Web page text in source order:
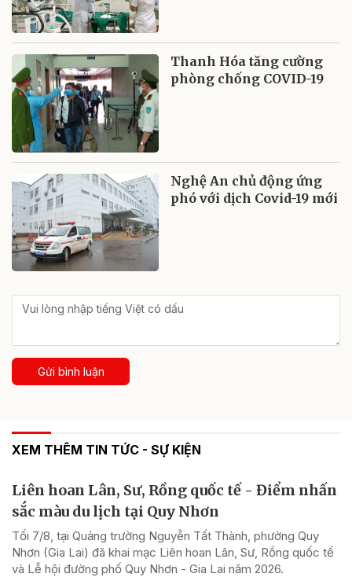
Thanh Hóa tăng cường
phòng chống COVID-19
Nghệ An chủ động ứng
phó với dịch Covid-19 mới
Gửi bình luận
XEM THÊM TIN TỨC - SỰ KIỆN
Liên hoan Lân, Sư, Rồng quốc tế - Điểm nhấn
sắc màu du lịch tại Quy Nhơn
Tối 7/8, tại Quảng trường Nguyễn Tất Thành, phường Quy
Nhơn (Gia Lai) đã khai mạc Liên hoan Lân, Sư, Rồng quốc tế
và Lễ hội đường phố Quy Nhơn - Gia Lai năm 2026.